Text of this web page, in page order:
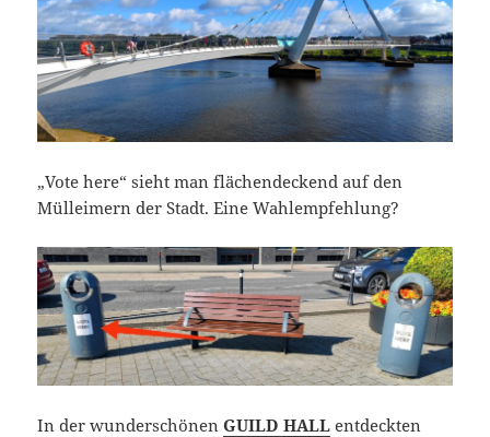
„Vote here“ sieht man flächendeckend auf den
Mülleimern der Stadt. Eine Wahlempfehlung?
In der wunderschönenGUILD HALL entdeckten